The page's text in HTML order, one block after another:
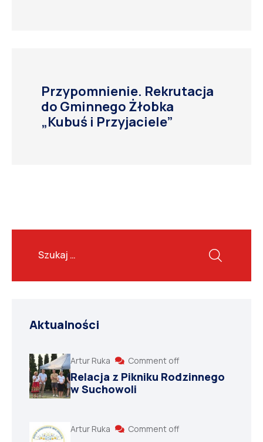
Przypomnienie. Rekrutacja
do Gminnego Żłobka
„Kubuś i Przyjaciele”
Aktualności
Artur Ruka Comment off
Relacja z Pikniku Rodzinnego
w Suchowoli
Artur Ruka Comment off